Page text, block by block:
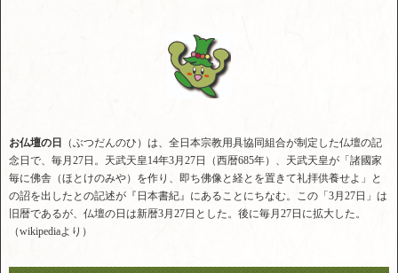
お仏壇の日 （ぶつだんのひ）は、全日本宗教用具協同組合が制定した仏壇の記
念日で、毎月27日。天武天皇14年3月27日（西暦685年）、天武天皇が「諸國家
毎に佛舎（ほとけのみや）を作り、即ち佛像と経とを置きて礼拝供養せよ」と
の詔を出したとの記述が『日本書紀』にあることにちなむ。この「3月27日」は
旧暦であるが、仏壇の日は新暦3月27日とした。後に毎月27日に拡大した。
（wikipediaより）